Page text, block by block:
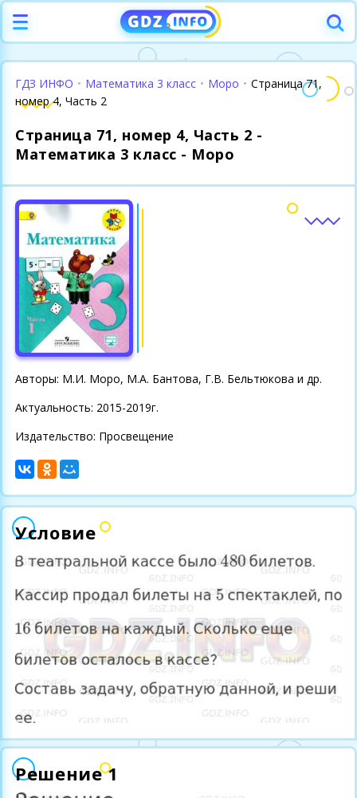
ГДЗ ИНФО • Математика 3 класс • Моро • Страница 71,
номер 4, Часть 2
Страница 71, номер 4, Часть 2 -
Математика 3 класс - Моро
Авторы: М.И. Моро, М.А. Бантова, Г.В. Бельтюкова и др.
Актуальность: 2015-2019г.
Издательство: Просвещение
Условие
Решение 1